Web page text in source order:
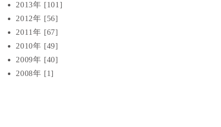
2013年 [101]
2012年 [56]
2011年 [67]
2010年 [49]
2009年 [40]
2008年 [1]